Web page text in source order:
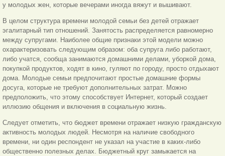
у молодых жен, которые вечерами иногда вяжут и вышивают.
В целом структура времени молодой семьи без детей отражает
эгалитарный тип отношений. Занятость распределяется равномерно
между супругами. Наиболее общие признаки этой модели можно
охарактеризовать следующим образом: оба супруга либо работают,
либо учатся, сообща занимаются домашними делами, уборкой дома,
покупкой продуктов, ходят в кино, гуляют по городу, просто отдыхают
дома. Молодые семьи предпочитают простые домашние формы
досуга, которые не требуют дополнительных затрат. Можно
предположить, что этому способствует Интернет, который создает
иллюзию общения и включения в социальную жизнь.
Следует отметить, что бюджет времени отражает низкую гражданскую
активность молодых людей. Несмотря на наличие свободного
времени, ни один респондент не указал на участие в каких-либо
общественно полезных делах. Бюджетный круг замыкается на